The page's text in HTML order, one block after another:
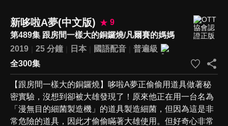
新哆啦A夢(中文版)
9
第489集 跟房間一樣大的銅鑼燒/凡爾賽的媽媽
2019
25 分鐘 日本 國語配音
普遍級
全300集
【跟房間一樣大的銅鑼燒】哆啦A夢正偷偷用道具做著秘
密實驗，沒想到卻被大雄發現了！原來他正在用一台名為
「漫無目的細菌製造機」的道具製造細菌，但因為這是非
常危險的道具，因此才偷偷瞞著大雄使用。但好奇心非常